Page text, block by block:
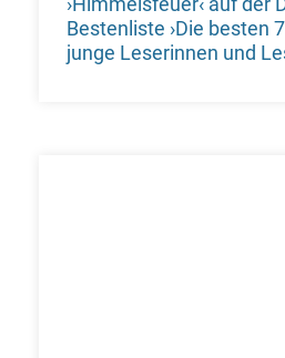
Bestenliste ›Die besten
junge Leserinnen und